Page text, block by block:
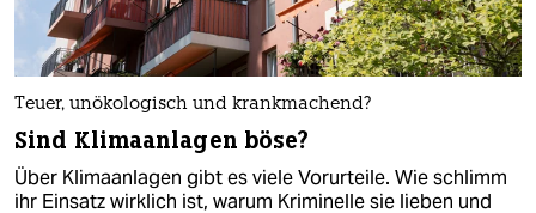
Teuer, unökologisch und krankmachend?
Sind Klimaanlagen böse?
Über Klimaanlagen gibt es viele Vorurteile. Wie schlimm
ihr Einsatz wirklich ist, warum Kriminelle sie lieben und